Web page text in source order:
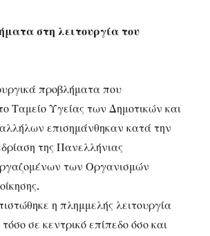
στη λειτουργία του
προβλήματα που
Ταμείο Υγείας των Δημοτικών και
επισημάνθηκαν κατά την
της Πανελλήνιας
των Οργανισμών
η πλημμελής λειτουργία
σε κεντρικό επίπεδο όσο και